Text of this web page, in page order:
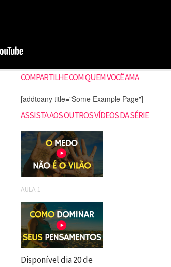
COMPARTILHE COM QUEM VOCÊ AMA
[addtoany title="Some Example Page"]
ASSISTA AOS OUTROS VÍDEOS DA SÉRIE
AULA 1
Disponível dia 20 de